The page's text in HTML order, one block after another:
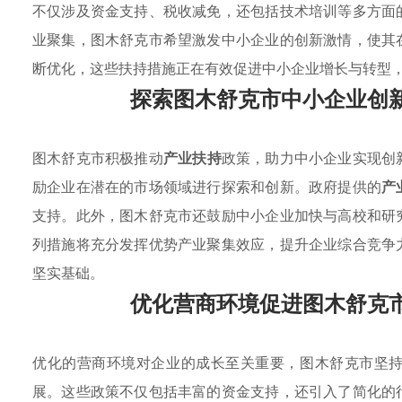
不仅涉及资金支持、税收减免，还包括技术培训等多方
业聚集，图木舒克市希望激发中小企业的创新激情，使
断优化，这些扶持措施正在有效促进中小企业增长与转型
探索图木舒克市中小企业创
图木舒克市积极推动产业扶持政策，助力中小企业实现
励企业在潜在的市场领域进行探索和创新。政府提供的产
支持。此外，图木舒克市还鼓励中小企业加快与高校和
列措施将充分发挥优势产业聚集效应，提升企业综合竞
坚实基础。
优化营商环境促进图木舒克
优化的营商环境对企业的成长至关重要，图木舒克市坚
展。这些政策不仅包括丰富的资金支持，还引入了简化